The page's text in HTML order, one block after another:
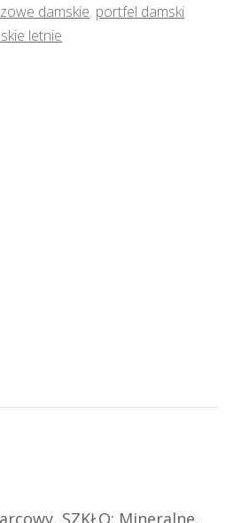
damskie, portfel damski
letnie
SZKŁO: Mineralne,